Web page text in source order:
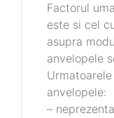
Factorul
este si cel
asupra
anvelopele
anvelopele:
–